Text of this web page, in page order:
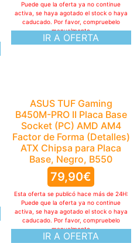
IR A OFERTA
Puede que la oferta ya no continue
activa, se haya agotado el stock o haya
caducado. Por favor, compruebelo
manualmente
ASUS TUF Gaming
B450M-PRO II Placa Base
Socket (PC) AMD AM4
Factor de Forma (Detalles)
ATX Chipsa para Placa
Base, Negro, B550
79,90€
IR A OFERTA
Esta oferta se publicó hace más de 24H:
Puede que la oferta ya no continue
activa, se haya agotado el stock o haya
caducado. Por favor, compruebelo
manualmente